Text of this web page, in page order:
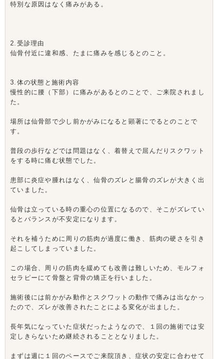
特別な原因はなく痛みがある。
2.受診理由
仙骨付近に違和感、たまに痛みを感じるとのこと。
3.体の状態と施術内容
慢性的に腰（下部）に痛みがあるとのことで、ご来院されまし
た。
場所は仙骨部で少し前かがみになると顕著にでるとのことで
す。
普段の歩行などでは問題はなく、着替えで屈んだりスクワット
をする時に痛む状態でした。
患部に炎症や腫れはなく、仙骨のズレと腸骨のズレが大きく出
ていました。
仙骨は立っている時の重心の位置になるので、そこがズレてい
るとバランスが不安定になります。
それを補うために周りの筋肉が過度に働き、筋肉の硬さを引き
起こしてしまっていました。
この場合、周りの筋肉を緩めても改善は難しいため、モルフォ
セラピーにて骨盤と背骨の矯正を行いました。
施術後には前かがみ動作とスクワットの動作で痛みは出なかっ
たので、ズレが改善されたことによる変化が出ました。
長年気になっていた症状だったようなので、１回の施術では安
定しきらないため継続されることとなりました。
まずは週に１回のペースでご来院頂き、症状の安定に合わせて